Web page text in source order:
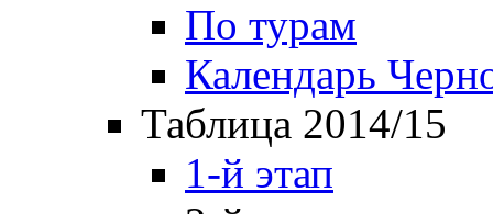
По турам
Календарь
Таблица 2014/15
1-й этап